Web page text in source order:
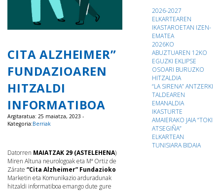
CITA ALZHEIMER”
FUNDAZIOAREN
HITZALDI
INFORMATIBOA
Argitaratua: 25 maiatza, 2023 -
Kategoria:Berriak
Datorren MAIATZAK 29 (ASTELEHENA)
Miren Altuna neurologoak eta Mª Ortiz de
Zárate “Cita Alzheimer” Fundazioko
Marketin eta Komunikazio arduradunak
hitzaldi informatiboa emango dute gure
2026-2027
ELKARTEAREN
IKASTAROETAN IZEN-
EMATEA
2026KO
ABUZTUAREN 12KO
EGUZKI EKLIPSE
OSOARI BURUZKO
HITZALDIA
“LA SIRENA” ANTZERKI
TALDEAREN
EMANALDIA
IKASTURTE
AMAIERAKO JAIA “TOKI
ATSEGIÑA”
ELKARTEAN
TUNISIARA BIDAIA